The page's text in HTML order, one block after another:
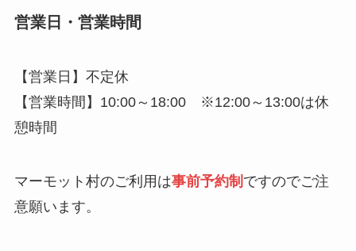
営業日・営業時間
【営業日】不定休
【営業時間】10:00～18:00 ※12:00～13:00は休
憩時間
マーモット村のご利用は事前予約制 ですのでご注
意願います。